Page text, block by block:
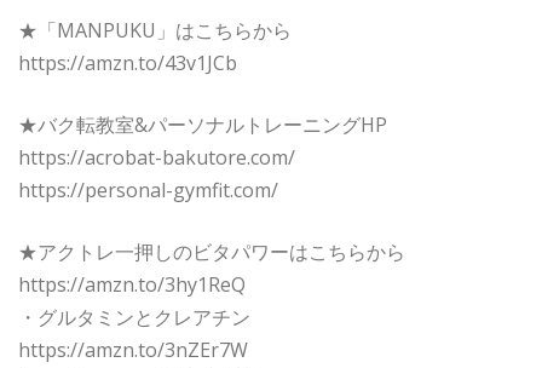
★「MANPUKU」はこちらから
https://amzn.to/43v1JCb
★バク転教室&パーソナルトレーニングHP
https://acrobat-bakutore.com/
https://personal-gymfit.com/
★アクトレ一押しのビタパワーはこちらから
https://amzn.to/3hy1ReQ
・グルタミンとクレアチン
https://amzn.to/3nZEr7W